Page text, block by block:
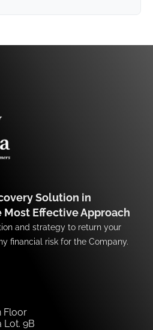
Solution in
Most Effective Approach
and strategy to return your
financial risk for the Company.
Floor
Lot. 9B